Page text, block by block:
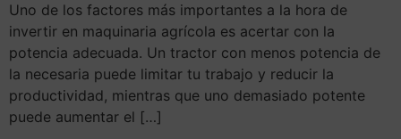
Uno de los factores más importantes a la hora de
invertir en maquinaria agrícola es acertar con la
potencia adecuada. Un tractor con menos potencia de
la necesaria puede limitar tu trabajo y reducir la
productividad, mientras que uno demasiado potente
puede aumentar el […]